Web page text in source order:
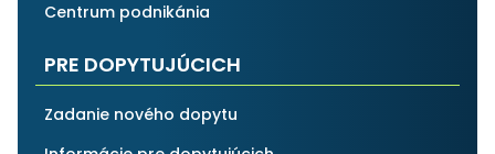
Centrum podnikánia
PRE DOPYTUJÚCICH
Zadanie nového dopytu